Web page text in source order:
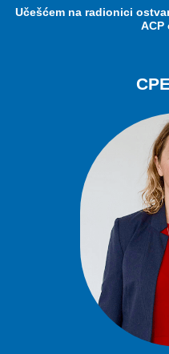
Učešćem na radionici
ACP